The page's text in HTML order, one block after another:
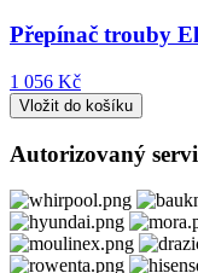
Přepínač trouby
1 056 Kč
Autorizovaný